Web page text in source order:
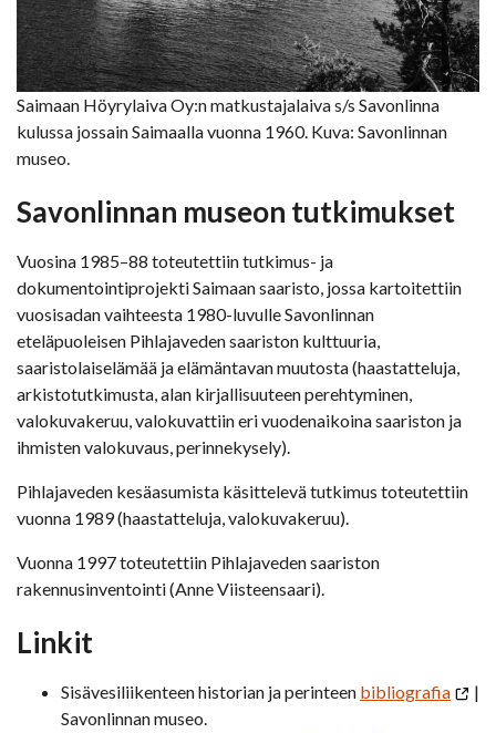
Saimaan Höyrylaiva Oy:n matkustajalaiva s/s Savonlinna
kulussa jossain Saimaalla vuonna 1960. Kuva: Savonlinnan
museo.
Savonlinnan museon tutkimukset
Vuosina 1985–88 toteutettiin tutkimus- ja
dokumentointiprojekti Saimaan saaristo, jossa kartoitettiin
vuosisadan vaihteesta 1980-luvulle Savonlinnan
eteläpuoleisen Pihlajaveden saariston kulttuuria,
saaristolaiselämää ja elämäntavan muutosta (haastatteluja,
arkistotutkimusta, alan kirjallisuuteen perehtyminen,
valokuvakeruu, valokuvattiin eri vuodenaikoina saariston ja
ihmisten valokuvaus, perinnekysely).
Pihlajaveden kesäasumista käsittelevä tutkimus toteutettiin
vuonna 1989 (haastatteluja, valokuvakeruu).
Vuonna 1997 toteutettiin Pihlajaveden saariston
rakennusinventointi (Anne Viisteensaari).
Linkit
Sisävesiliikenteen historian ja perinteen bibliografia
|
Savonlinnan museo.